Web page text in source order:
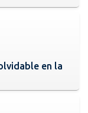
en la